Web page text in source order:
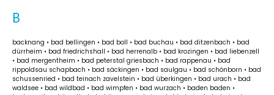
B
backnang • bad bellingen • bad boll • bad buchau • bad ditzenbach • bad
dürrheim • bad friedrichshall • bad herrenalb • bad krozingen • bad liebenzell
• bad mergentheim • bad peterstal griesbach • bad rappenau • bad
rippoldsau schapbach • bad säckingen • bad saulgau • bad schönborn • bad
schussenried • bad teinach zavelstein • bad überkingen • bad urach • bad
waldsee • bad wildbad • bad wimpfen • bad wurzach • baden baden •